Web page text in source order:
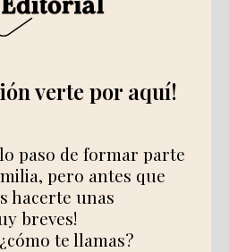
verte por aquí!
paso de formar parte
pero antes que
hacerte unas
breves!
te llamas?